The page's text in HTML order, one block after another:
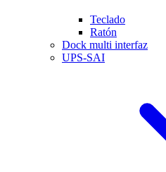
Teclado
Ratón
Dock multi interfaz
UPS-SAI